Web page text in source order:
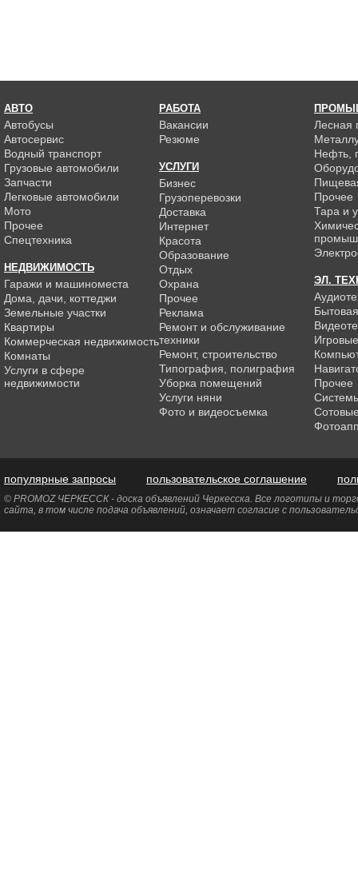
АВТО
Автобусы
Автосервис
Водный транспорт
Грузовые автомобили
Запчасти
Легковые автомобили
Мото
Прочее
Спецтехника
НЕДВИЖИМОСТЬ
Гаражи и машиноместа
Дома, дачи, коттеджи
Земельные участки
Квартиры
Коммерческая недвижимость
Комнаты
Услуги в сфере
недвижимости
РАБОТА
Вакансии
Резюме
УСЛУГИ
Бизнес
Грузоперевозки
Доставка
Интернет
Красота
Образование
Отдых
Охрана
Прочее
Реклама
Ремонт и обслуживание
техники
Ремонт, строительство
Типография, полиграфия
Уборка помещений
Услуги няни
Фото и видеосъемка
Лесная
Нефть,
Прочее
Тара и
ЭЛ.
Прочее
популярные запросы пользовательское соглашение
© PROMOZ ЧЕРКЕССК - доска объявлений Черкесска. Все логотипы и
сайта, в том числе подача объявлений, означает согласие с